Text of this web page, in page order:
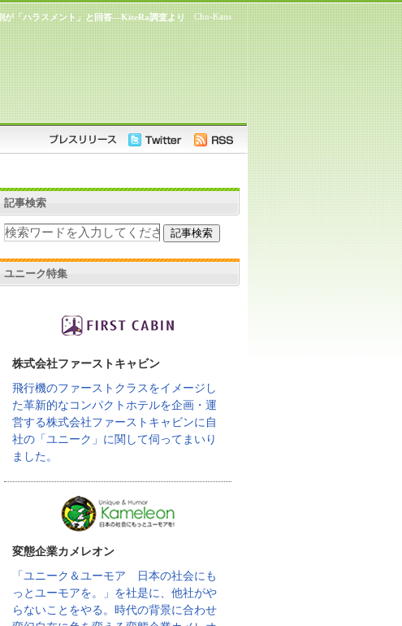
Chu-Kans
が「ハラスメント」と回答―KiteRa調査より
記事検索
ユニーク特集
株式会社ファーストキャビン
飛行機のファーストクラスをイメージし
た革新的なコンパクトホテルを企画・運
営する株式会社ファーストキャビンに自
社の「ユニーク」に関して伺ってまいり
ました。
変態企業カメレオン
「ユニーク＆ユーモア 日本の社会にも
っとユーモアを。」を社是に、他社がや
らないことをやる。時代の背景に合わせ